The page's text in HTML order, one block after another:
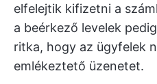
elfelejtik kifizetni a
a beérkező levelek
ritka, hogy az ügyfelek
emlékeztető üzenetet.